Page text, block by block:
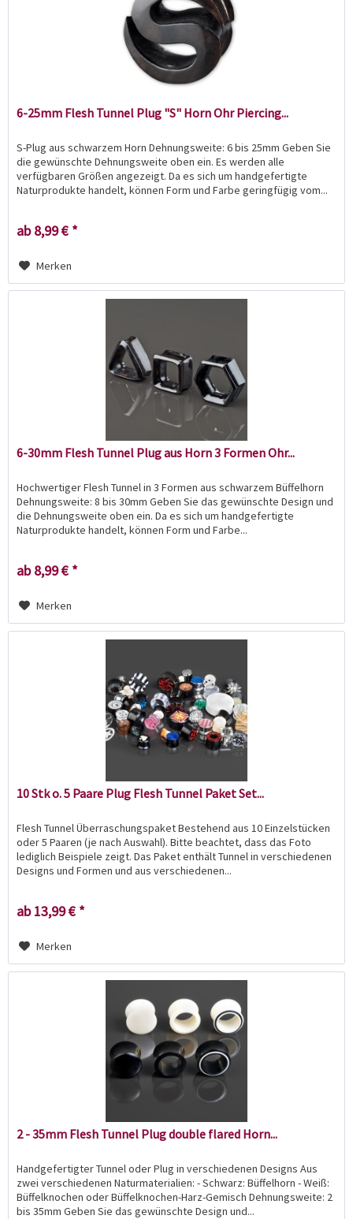
6-25mm Flesh Tunnel Plug "S" Horn Ohr Piercing...
S-Plug aus schwarzem Horn Dehnungsweite: 6 bis 25mm Geben Sie
die gewünschte Dehnungsweite oben ein. Es werden alle
verfügbaren Größen angezeigt. Da es sich um handgefertigte
Naturprodukte handelt, können Form und Farbe geringfügig vom...
ab 8,99 € *
Merken
6-30mm Flesh Tunnel Plug aus Horn 3 Formen Ohr...
Hochwertiger Flesh Tunnel in 3 Formen aus schwarzem Büffelhorn
Dehnungsweite: 8 bis 30mm Geben Sie das gewünschte Design und
die Dehnungsweite oben ein. Da es sich um handgefertigte
Naturprodukte handelt, können Form und Farbe...
ab 8,99 € *
Merken
10 Stk o. 5 Paare Plug Flesh Tunnel Paket Set...
Flesh Tunnel Überraschungspaket Bestehend aus 10 Einzelstücken
oder 5 Paaren (je nach Auswahl). Bitte beachtet, dass das Foto
lediglich Beispiele zeigt. Das Paket enthält Tunnel in verschiedenen
Designs und Formen und aus verschiedenen...
ab 13,99 € *
Merken
2 - 35mm Flesh Tunnel Plug double flared Horn...
Handgefertigter Tunnel oder Plug in verschiedenen Designs Aus
zwei verschiedenen Naturmaterialien: - Schwarz: Büffelhorn - Weiß:
Büffelknochen oder Büffelknochen-Harz-Gemisch Dehnungsweite: 2
bis 35mm Geben Sie das gewünschte Design und...